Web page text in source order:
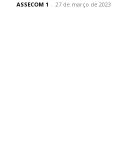
ASSECOM 1 - 27 de março de 2023